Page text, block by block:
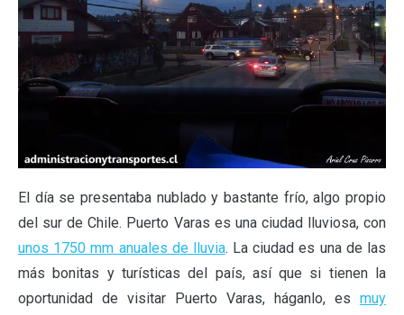
El día se presentaba nublado y bastante frío, algo propio
del sur de Chile. Puerto Varas es una ciudad lluviosa, con
unos 1750 mm anuales de lluvia. La ciudad es una de las
más bonitas y turísticas del país, así que si tienen la
oportunidad de visitar Puerto Varas, háganlo, es muy